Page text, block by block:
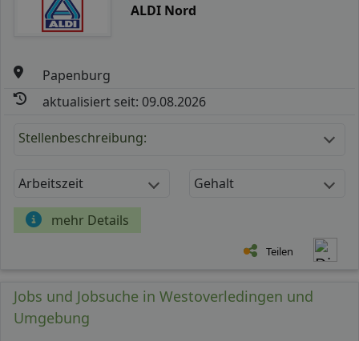
ALDI Nord
Papenburg
aktualisiert seit: 09.08.2026
Stellenbeschreibung:
Arbeitszeit Gehalt
mehr Details
Teilen
Jobs und Jobsuche in Westoverledingen und
Umgebung